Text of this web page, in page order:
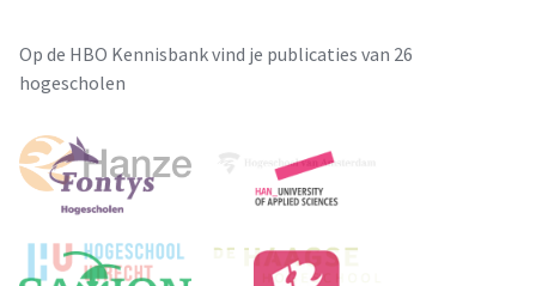
Op de HBO Kennisbank vind je publicaties van 26
hogescholen